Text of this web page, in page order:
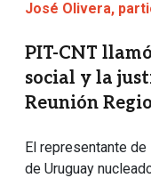
José Olivera,
PIT-CNT
social y la
Reunión
El representante
de Uruguay